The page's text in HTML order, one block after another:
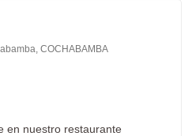
COCHABAMBA
en nuestro restaurante